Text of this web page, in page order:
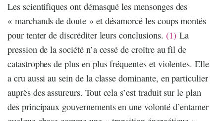
Les scientifiques ont démasqué les mensonges des
« marchands de doute » et désamorcé les coups montés
pour tenter de discréditer leurs conclusions. (1) La
pression de la société n’a cessé de croître au fil de
catastrophes de plus en plus fréquentes et violentes. Elle
a cru aussi au sein de la classe dominante, en particulier
auprès des assureurs. Tout cela s’est traduit sur le plan
des principaux gouvernements en une volonté d’entamer